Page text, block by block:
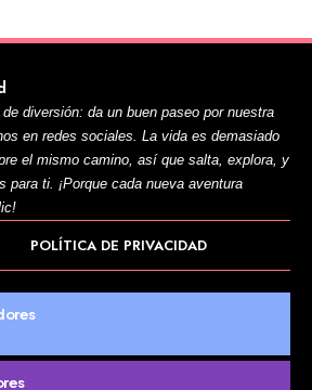
diversión: da un buen paseo por nuestra
en redes sociales. La vida es demasiado
el mismo camino, así que salta, explora, y
para ti. ¡Porque cada nueva aventura
POLÍTICA DE PRIVACIDAD